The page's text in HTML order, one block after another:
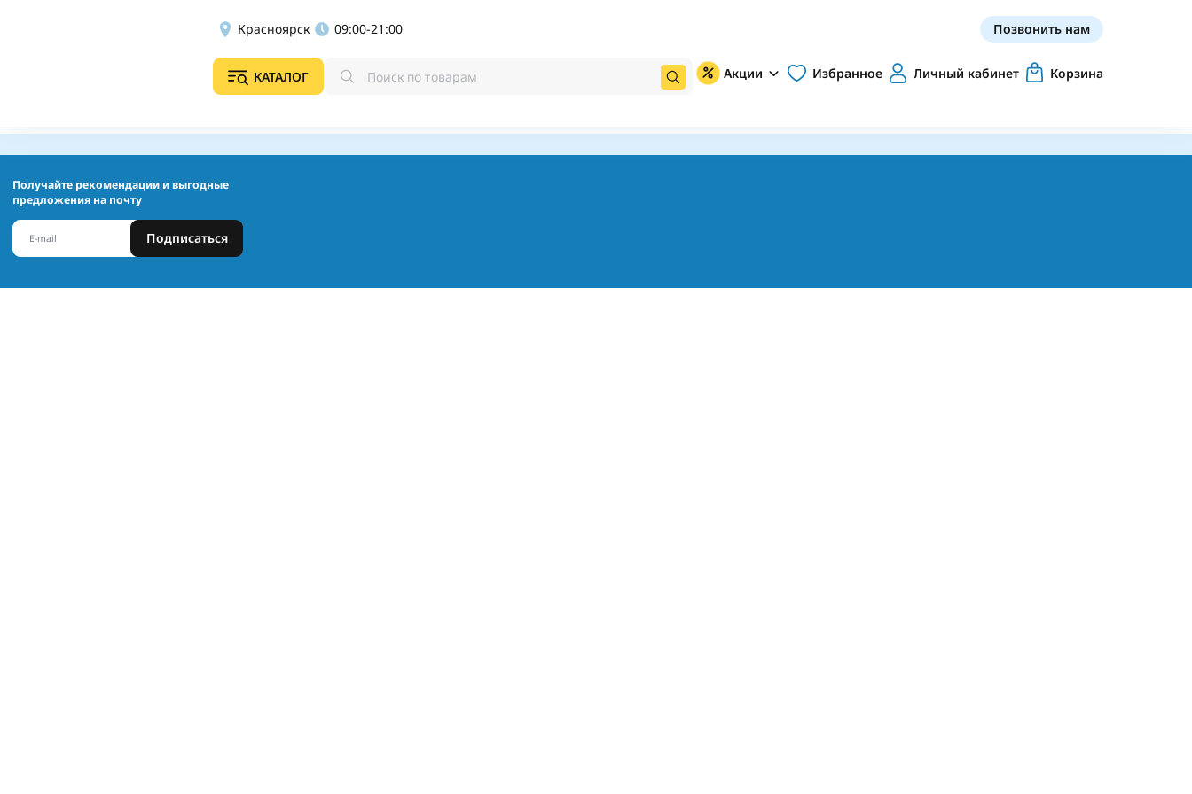
Красноярск 09:00-21:00 Позвонить нам
КАТАЛОГ Акции Избранное Личный кабинет Корзина
Получайте рекомендации и выгодные
предложения на почту
Подписаться